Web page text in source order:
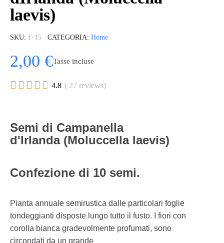
laevis)
SKU F-15 CATEGORIA Home
2,00 €Tasse incluse
     4.8 ( 27 reviews)
Semi di Campanella
d'Irlanda (Moluccella laevis)
Confezione di 10 semi.
Pianta annuale semirustica dalle particolari foglie
tondeggianti disposte lungo tutto il fusto. I fiori con
corolla bianca gradevolmente profumati, sono
circondati da un grande